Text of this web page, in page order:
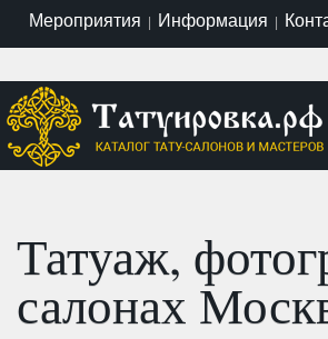
Мероприятия | Информация |
Татуаж,
салонах